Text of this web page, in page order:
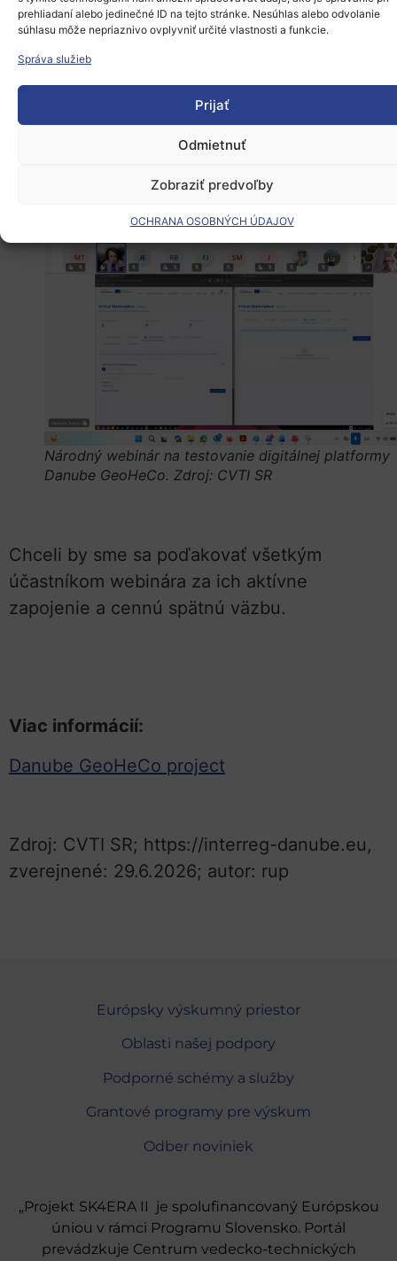
prehliadaní alebo jedinečné ID na tejto stránke. Nesúhlas alebo odvolanie
súhlasu môže nepriaznivo ovplyvniť určité vlastnosti a funkcie.
Správa služieb
Prijať
Odmietnuť
Zobraziť predvoľby
OCHRANA OSOBNÝCH ÚDAJOV
partneraForschung Burgenlandz Rakúska.
Vyvinutý IT nástroj prezentoval zástupca
asociovaného partnera TUKE.
väzby od účastníkov poslúžil na ďalšie
zlepšenie vyvinutých riešení a ich
prispôsobenie potrebám trhu.
Národný webinár na testovanie digitálnej platformy
Danube GeoHeCo. Zdroj: CVTI SR
Chceli by sme sa poďakovať všetkým
účastníkom webinára za ich aktívne
zapojenie a cennú spätnú väzbu.
Viac informácií:
Danube GeoHeCo project
Zdroj: CVTI SR; https://interreg-danube.eu,
zverejnené: 29.6.2026; autor: rup
Európsky výskumný priestor
Oblasti našej podpory
Podporné schémy a služby
Grantové programy pre výskum
Odber noviniek
„Projekt SK4ERA II je spolufinancovaný Európskou
úniou v rámci Programu Slovensko. Portál
prevádzkuje Centrum vedecko-technických